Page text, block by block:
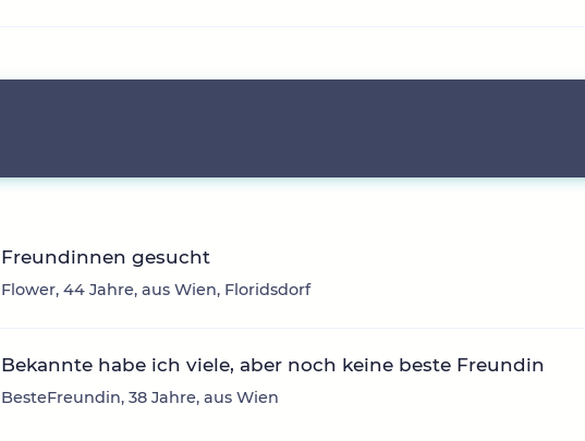
Freundinnen gesucht
Flower, 44 Jahre, aus Wien, Floridsdorf
Bekannte habe ich viele, aber noch keine beste Freundin
BesteFreundin, 38 Jahre, aus Wien